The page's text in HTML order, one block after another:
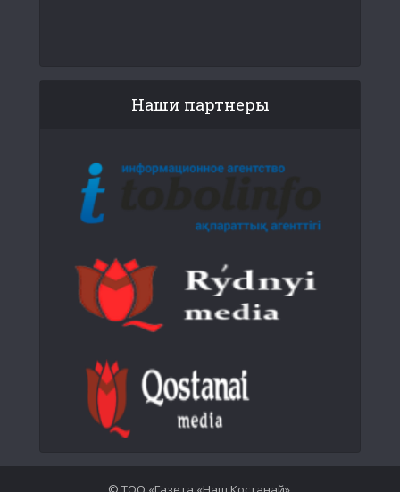
Наши партнеры